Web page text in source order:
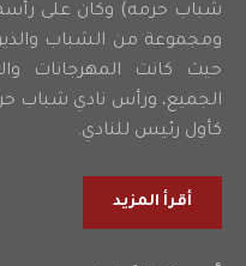
شباب حرمه) وكان على
ومجموعة من الشباب والذين
حيث كانت المهرجانات
الجميع، ورأس نادي شباب
كأول رئيس للنادي.
أقرأ المزيد